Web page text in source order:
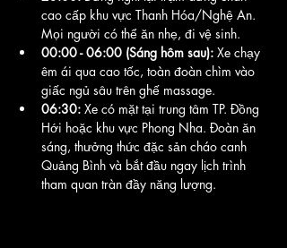
cao cấp khu vực Thanh Hóa/Nghệ An.
Mọi người có thể ăn nhẹ, đi vệ sinh.
00:00 - 06:00 (Sáng hôm sau): Xe chạy
êm ái qua cao tốc, toàn đoàn chìm vào
giấc ngủ sâu trên ghế massage.
06:30: Xe có mặt tại trung tâm TP. Đồng
Hới hoặc khu vực Phong Nha. Đoàn ăn
sáng, thưởng thức đặc sản cháo canh
Quảng Bình và bắt đầu ngay lịch trình
tham quan tràn đầy năng lượng.